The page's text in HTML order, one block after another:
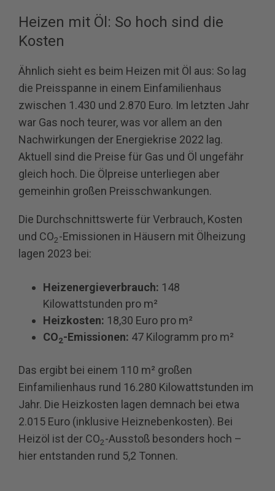
Heizen mit Öl: So hoch sind die
Kosten
Ähnlich sieht es beim Heizen mit Öl aus: So lag
die Preisspanne in einem Einfamilienhaus
zwischen 1.430 und 2.870 Euro. Im letzten Jahr
war Gas noch teurer, was vor allem an den
Nachwirkungen der Energiekrise 2022 lag.
Aktuell sind die Preise für Gas und Öl ungefähr
gleich hoch. Die Ölpreise unterliegen aber
gemeinhin großen Preisschwankungen.
Die Durchschnittswerte für Verbrauch, Kosten
und CO2-Emissionen in Häusern mit Ölheizung
lagen 2023 bei:
Heizenergieverbrauch: 148
Kilowattstunden pro m²
Heizkosten: 18,30 Euro pro m²
CO2-Emissionen: 47 Kilogramm pro m²
Das ergibt bei einem 110 m² großen
Einfamilienhaus rund 16.280 Kilowattstunden im
Jahr. Die Heizkosten lagen demnach bei etwa
2.015 Euro (inklusive Heiznebenkosten). Bei
Heizöl ist der CO2-Ausstoß besonders hoch –
hier entstanden rund 5,2 Tonnen.